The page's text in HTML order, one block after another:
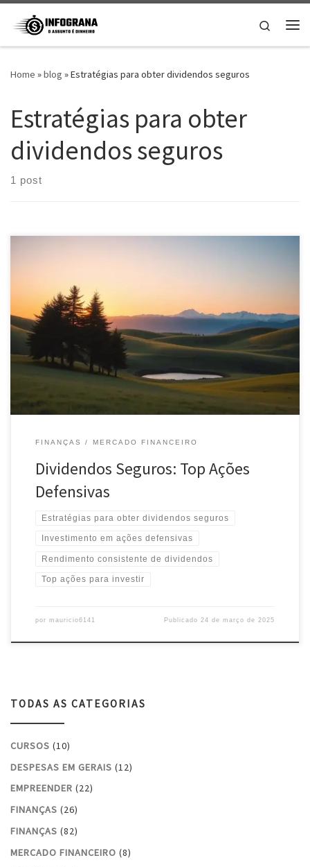
Skip to content
Search
Home »blog »Estratégias para obter dividendos seguros
Estratégias para obter
dividendos seguros
1 post
Descubra os melhores dividendos seguros para seu portfólio.
Conheça as principais ações defensivas e invista com segurança no
futuro.
FINANÇAS MERCADO FINANCEIRO
Dividendos Seguros: Top Ações
Defensivas
Estratégias para obter dividendos seguros
Investimento em ações defensivas
Rendimento consistente de dividendos
Top ações para investir
por mauricio6141 Publicado24 de março de 2025
TODAS AS CATEGORIAS
CURSOS (10)
DESPESAS EM GERAIS (12)
EMPREENDER (22)
FINANÇAS (26)
FINANÇAS (82)
MERCADO FINANCEIRO (8)